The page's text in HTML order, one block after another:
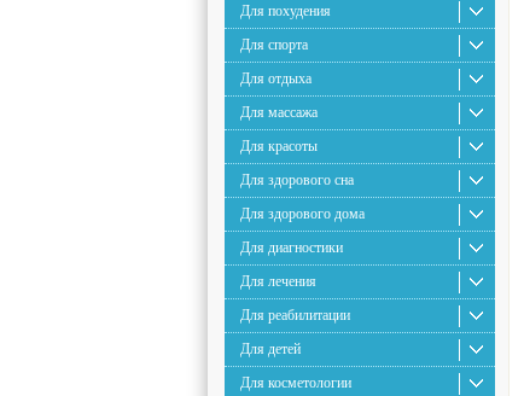
Для похудения
Для спорта
Для отдыха
Для массажа
Для красоты
Для здорового сна
Для здорового дома
Для диагностики
Для лечения
Для реабилитации
Для детей
Для косметологии